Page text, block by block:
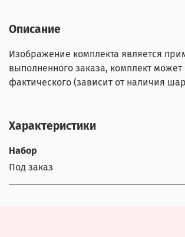
Описание
Изображение комплекта является
выполненного заказа, комплект может
фактического (зависит от наличия
Характеристики
Набор
Под заказ